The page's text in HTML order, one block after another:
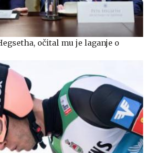
očital mu je laganje o